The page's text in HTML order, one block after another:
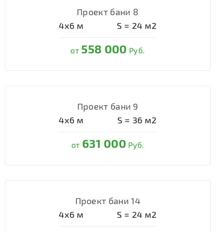
Проект бани 8
4х6 м S = 24 м2
от 558 000 Руб.
Проект бани 9
4х6 м S = 36 м2
от 631 000 Руб.
Проект бани 14
4х6 м S = 24 м2